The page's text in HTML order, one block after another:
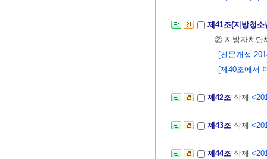
제41조(지방청
② 지방자치단
[전문개정
[제40조에서
제42조 삭제
제43조 삭제
제44조 삭제